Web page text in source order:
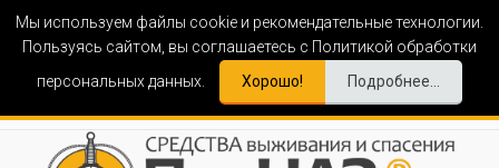
Мы используем файлы cookie и рекомендательные технологии.
Пользуясь сайтом, вы соглашаетесь с Политикой обработки
персональных данных.
Хорошо! Подробнее...